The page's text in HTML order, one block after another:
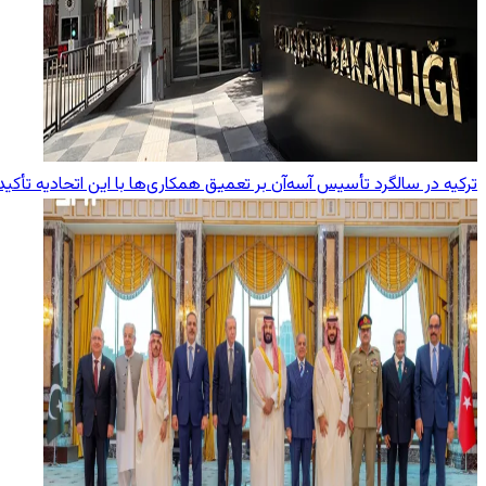
ترکیه در سالگرد تأسیس آسه‌آن بر تعمیق همکاری‌ها با این اتحادیه